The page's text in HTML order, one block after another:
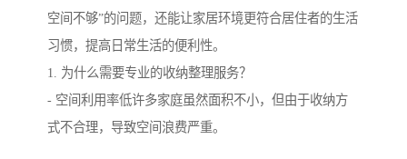
空间不够”的问题，还能让家居环境更符合居住者的生活
习惯，提高日常生活的便利性。
1. 为什么需要专业的收纳整理服务？
- 空间利用率低许多家庭虽然面积不小，但由于收纳方
式不合理，导致空间浪费严重。